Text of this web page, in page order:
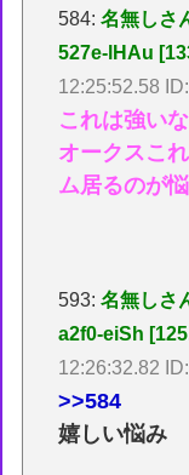
584:名無しさ
527e-lHAu
12:25:52.58
これは強い
オークスこ
ム居るのが
593:名無しさ
a2f0-eiSh
12:26:32.82
>>584
嬉しい悩み